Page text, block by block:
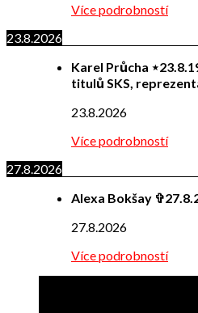
Více podrobností
23.8.2026
Karel Průcha
titulů SKS,
23.8.2026
Více podrobností
27.8.2026
Alexa Bokšay
27.8.2026
Více podrobností